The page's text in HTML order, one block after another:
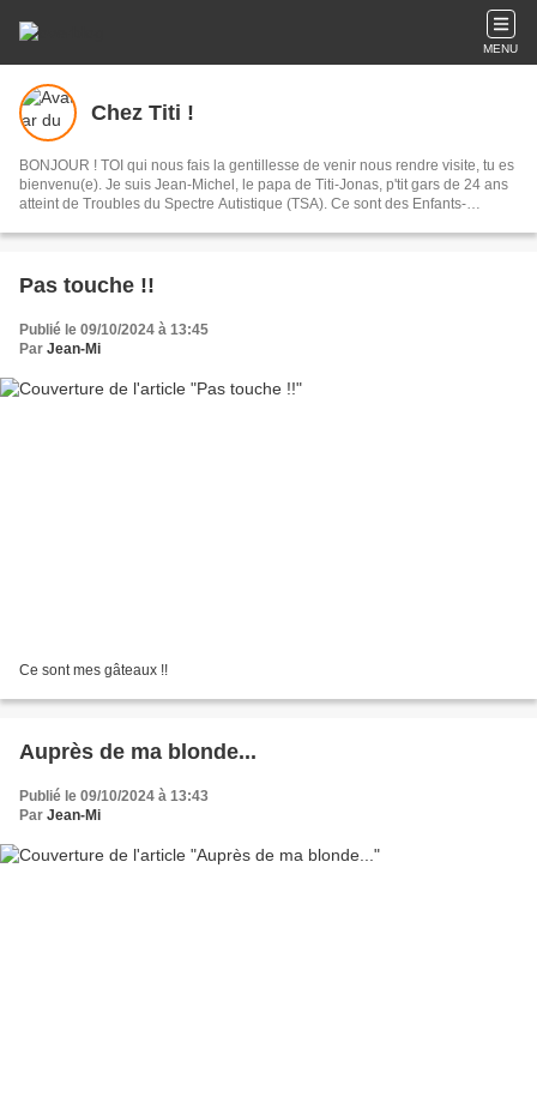
MENU
Chez Titi !
BONJOUR ! TOI qui nous fais la gentillesse de venir nous rendre visite, tu es
bienvenu(e). Je suis Jean-Michel, le papa de Titi-Jonas, p'tit gars de 24 ans
atteint de Troubles du Spectre Autistique (TSA). Ce sont des Enfants-
trop rares instants vous arrivez à partager des moments de Petits
Pas touche !!
Publié le 09/10/2024 à 13:45
Par Jean-Mi
Ce sont mes gâteaux !!
Auprès de ma blonde...
Publié le 09/10/2024 à 13:43
Par Jean-Mi